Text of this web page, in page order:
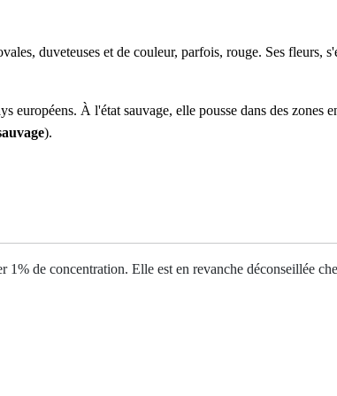
duveteuses et de couleur, parfois, rouge. Ses fleurs,
européens. À l'état sauvage, elle pousse dans des zones
).
de concentration. Elle est en revanche déconseillée